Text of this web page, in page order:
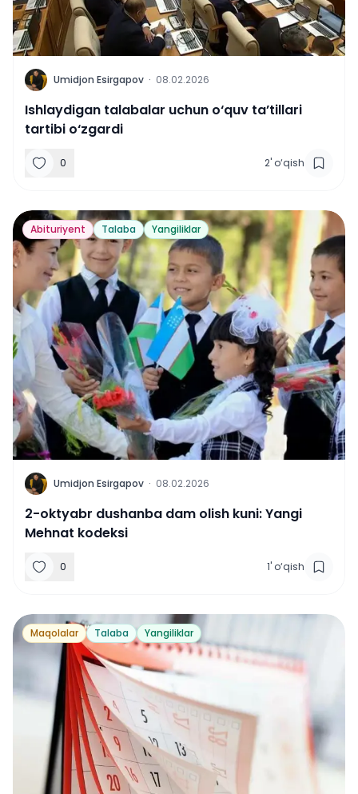
U Umidjon Esirgapov · 08.02.2026
Ishlaydigan talabalar uchun o‘quv ta’tillari
tartibi o‘zgardi
0 2' o‘qish
Abituriyent Talaba Yangiliklar
U Umidjon Esirgapov · 08.02.2026
2-oktyabr dushanba dam olish kuni: Yangi
Mehnat kodeksi
0 1' o‘qish
Maqolalar Talaba Yangiliklar